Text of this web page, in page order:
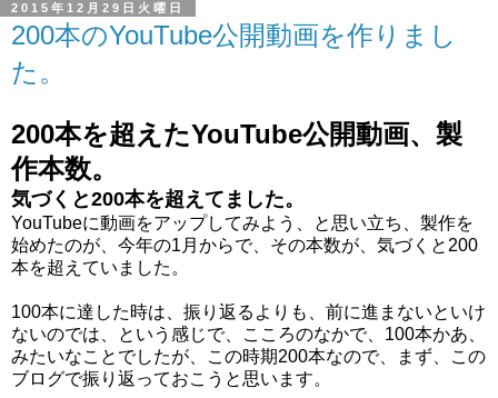
2015年12月29日火曜日
200本のYouTube公開動画を作りまし
た。
200本を超えたYouTube公開動画、製
作本数。
気づくと200本を超えてました。
YouTubeに動画をアップしてみよう、と思い立ち、製作を
始めたのが、今年の1月からで、その本数が、気づくと200
本を超えていました。
100本に達した時は、振り返るよりも、前に進まないといけ
ないのでは、という感じで、こころのなかで、100本かあ、
みたいなことでしたが、この時期200本なので、まず、この
ブログで振り返っておこうと思います。